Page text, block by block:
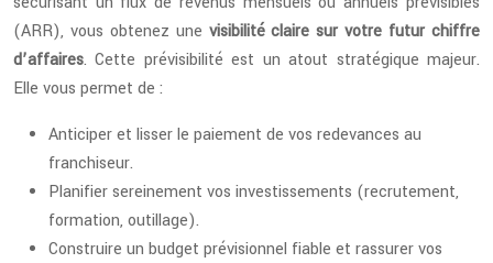
(ARR), vous obtenez une visibilité claire sur votre futur chiffre
d’affaires. Cette prévisibilité est un atout stratégique majeur.
Elle vous permet de :
Anticiper et lisser le paiement de vos redevances au
franchiseur.
Planifier sereinement vos investissements (recrutement,
formation, outillage).
Construire un budget prévisionnel fiable et rassurer vos